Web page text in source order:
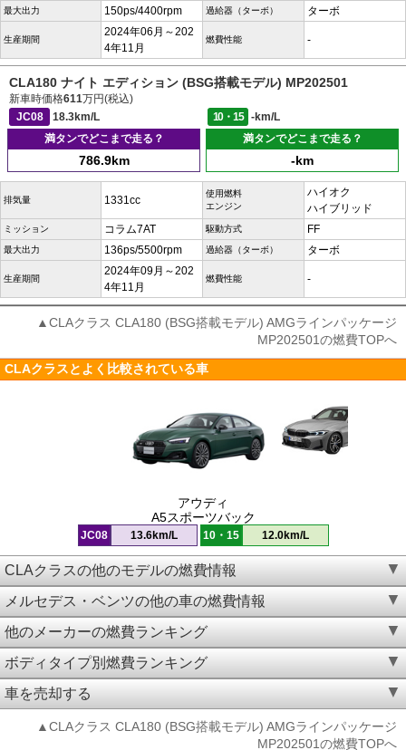
最大出力 150ps/4400rpm 過給器（ターボ） ターボ
生産期間
2024年06月～202
4年11月
燃費性能 -
CLA180 ナイト エディション (BSG搭載モデル) MP202501
新車時価格611万円(税込)
JC08
18.3km/L 10・15
-km/L
満タンでどこまで走る？
786.9km
満タンでどこまで走る？
-km
排気量 1331cc
使用燃料
エンジン
ハイオク
ハイブリッド
ミッション コラム7AT 駆動方式 FF
最大出力 136ps/5500rpm 過給器（ターボ） ターボ
生産期間
2024年09月～202
4年11月
燃費性能 -
▲CLAクラス CLA180 (BSG搭載モデル) AMGラインパッケージ
MP202501の燃費TOPへ
CLAクラスとよく比較されている車
アウディ
A5スポーツバック
JC08 13.6km/L 10・15 12.0km/L
CLAクラスの他のモデルの燃費情報
メルセデス・ベンツの他の車の燃費情報
他のメーカーの燃費ランキング
ボディタイプ別燃費ランキング
車を売却する
▲CLAクラス CLA180 (BSG搭載モデル) AMGラインパッケージ
MP202501の燃費TOPへ